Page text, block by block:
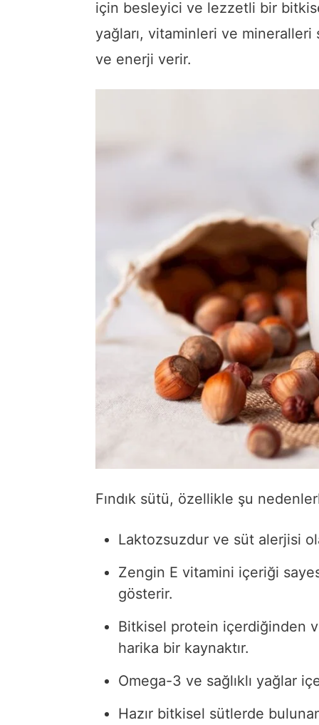
için besleyici ve lezzetli bir
yağları, vitaminleri ve mineralleri
ve enerji verir.
Fındık sütü, özellikle şu
Laktozsuzdur ve süt alerjisi
Zengin E vitamini içeriği
gösterir.
Bitkisel protein içerdiğinden
harika bir kaynaktır.
Omega-3 ve sağlıklı yağlar
Hazır bitkisel sütlerde